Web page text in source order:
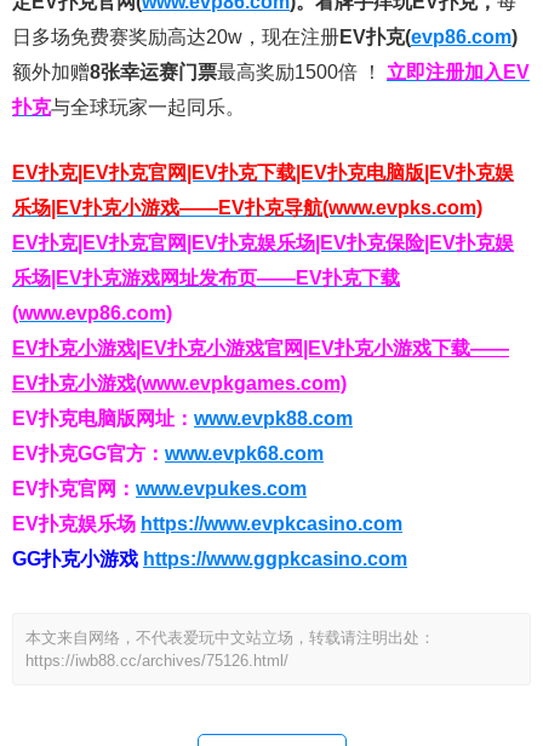
日多场免费赛奖励高达20w，现在注册EV扑克(evp86.com)
额外加赠8张幸运赛门票最高奖励1500倍 ！ 立即注册加入EV
扑克与全球玩家一起同乐。
EV扑克|EV扑克官网|EV扑克下载|EV扑克电脑版|EV扑克娱
乐场|EV扑克小游戏——EV扑克导航(www.evpks.com)
EV扑克|EV扑克官网|EV扑克娱乐场|EV扑克保险|EV扑克娱
乐场|EV扑克游戏网址发布页——EV扑克下载
(www.evp86.com)
EV扑克小游戏|EV扑克小游戏官网|EV扑克小游戏下载——
EV扑克小游戏(www.evpkgames.com)
EV扑克电脑版网址： www.evpk88.com
EV扑克GG官方： www.evpk68.com
EV扑克官网： www.evpukes.com
EV扑克娱乐场 https://www.evpkcasino.com
GG扑克小游戏 https://www.ggpkcasino.com
本文来自网络，不代表爱玩中文站立场，转载请注明出处：
https://iwb88.cc/archives/75126.html/